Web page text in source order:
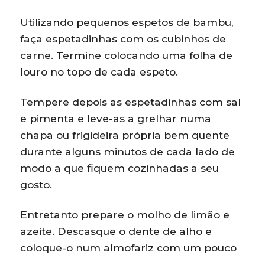
Utilizando pequenos espetos de bambu,
faça espetadinhas com os cubinhos de
carne. Termine colocando uma folha de
louro no topo de cada espeto.
Tempere depois as espetadinhas com sal
e pimenta e leve-as a grelhar numa
chapa ou frigideira própria bem quente
durante alguns minutos de cada lado de
modo a que fiquem cozinhadas a seu
gosto.
Entretanto prepare o molho de limão e
azeite. Descasque o dente de alho e
coloque-o num almofariz com um pouco